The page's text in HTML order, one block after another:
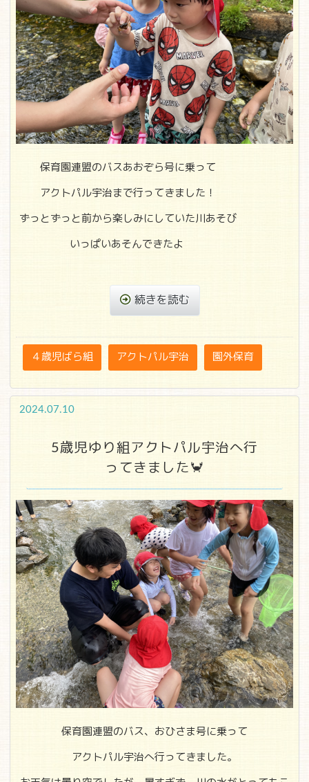
保育園連盟のバスあおぞら号に乗って
アクトパル宇治まで行ってきました！
ずっとずっと前から楽しみにしていた川あそび
いっぱいあそんできたよ
続きを読む
４歳児ばら組 アクトパル宇治 園外保育
2024.07.10
5歳児ゆり組アクトパル宇治へ行
ってきました🦀
保育園連盟のバス、おひさま号に乗って
アクトパル宇治へ行ってきました。